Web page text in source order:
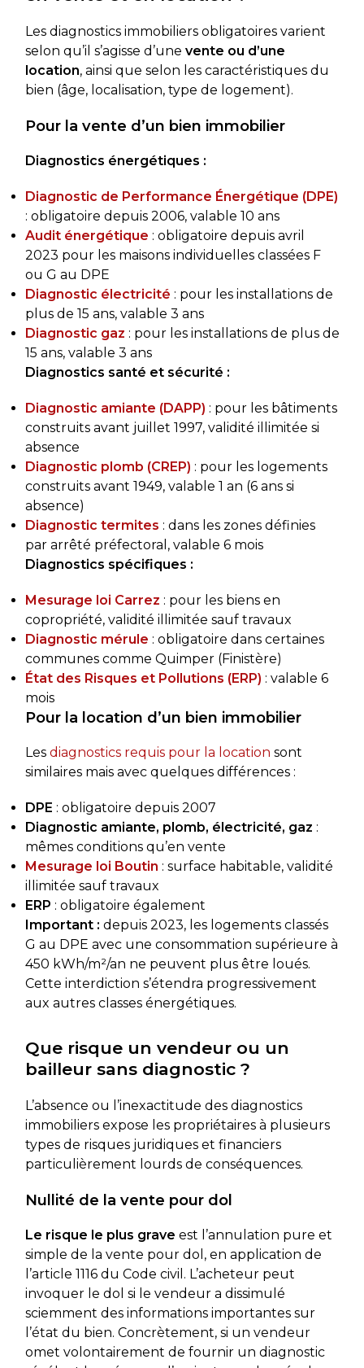
Les diagnostics immobiliers obligatoires varient
selon qu’il s’agisse d’une vente ou d’une
location, ainsi que selon les caractéristiques du
bien (âge, localisation, type de logement).
Pour la vente d’un bien immobilier
Diagnostics énergétiques :
Diagnostic de Performance Énergétique (DPE)
: obligatoire depuis 2006, valable 10 ans
Audit énergétique : obligatoire depuis avril
2023 pour les maisons individuelles classées F
ou G au DPE
Diagnostic électricité : pour les installations de
plus de 15 ans, valable 3 ans
Diagnostic gaz : pour les installations de plus de
15 ans, valable 3 ans
Diagnostics santé et sécurité :
Diagnostic amiante (DAPP) : pour les bâtiments
construits avant juillet 1997, validité illimitée si
absence
Diagnostic plomb (CREP) : pour les logements
construits avant 1949, valable 1 an (6 ans si
absence)
Diagnostic termites : dans les zones définies
par arrêté préfectoral, valable 6 mois
Diagnostics spécifiques :
Mesurage loi Carrez : pour les biens en
copropriété, validité illimitée sauf travaux
Diagnostic mérule : obligatoire dans certaines
communes comme Quimper (Finistère)
État des Risques et Pollutions (ERP) : valable 6
mois
Pour la location d’un bien immobilier
Les diagnostics requis pour la location sont
similaires mais avec quelques différences :
DPE : obligatoire depuis 2007
Diagnostic amiante, plomb, électricité, gaz :
mêmes conditions qu’en vente
Mesurage loi Boutin : surface habitable, validité
illimitée sauf travaux
ERP : obligatoire également
Important : depuis 2023, les logements classés
G au DPE avec une consommation supérieure à
450 kWh/m²/an ne peuvent plus être loués.
Cette interdiction s’étendra progressivement
aux autres classes énergétiques.
Que risque un vendeur ou un
bailleur sans diagnostic ?
L’absence ou l’inexactitude des diagnostics
immobiliers expose les propriétaires à plusieurs
types de risques juridiques et financiers
particulièrement lourds de conséquences.
Nullité de la vente pour dol
Le risque le plus grave est l’annulation pure et
simple de la vente pour dol, en application de
l’article 1116 du Code civil. L’acheteur peut
invoquer le dol si le vendeur a dissimulé
sciemment des informations importantes sur
l’état du bien. Concrètement, si un vendeur
omet volontairement de fournir un diagnostic